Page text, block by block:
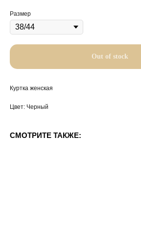
Размер
Out of stock
Куртка женская
Цвет: Черный
СМОТРИТЕ ТАКЖЕ: